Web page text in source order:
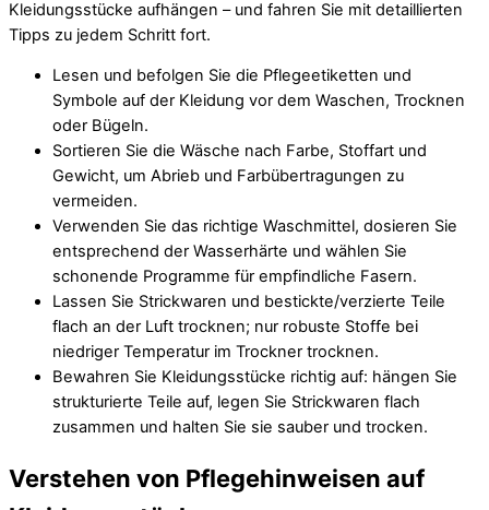
Kleidungsstücke aufhängen – und fahren Sie mit detaillierten
Tipps zu jedem Schritt fort.
Lesen und befolgen Sie die Pflegeetiketten und
Symbole auf der Kleidung vor dem Waschen, Trocknen
oder Bügeln.
Sortieren Sie die Wäsche nach Farbe, Stoffart und
Gewicht, um Abrieb und Farbübertragungen zu
vermeiden.
Verwenden Sie das richtige Waschmittel, dosieren Sie
entsprechend der Wasserhärte und wählen Sie
schonende Programme für empfindliche Fasern.
Lassen Sie Strickwaren und bestickte/verzierte Teile
flach an der Luft trocknen; nur robuste Stoffe bei
niedriger Temperatur im Trockner trocknen.
Bewahren Sie Kleidungsstücke richtig auf: hängen Sie
strukturierte Teile auf, legen Sie Strickwaren flach
zusammen und halten Sie sie sauber und trocken.
Verstehen von Pflegehinweisen auf